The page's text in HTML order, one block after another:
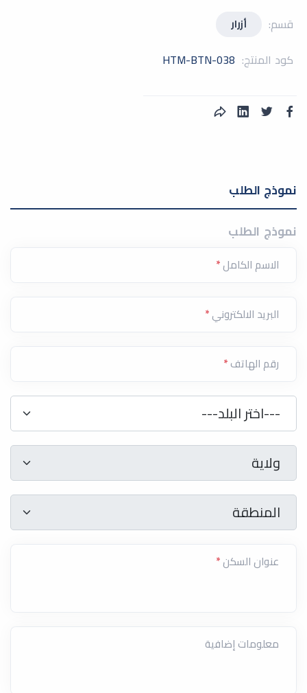
قسم: أزرار
كود المنتج: HTM-BTN-038
نموذج الطلب
نموذج الطلب
الاسم الكامل*
البريد الالكتروني*
رقم الهاتف*
---اختر البلد---
ولاية
المنطقة
المنطقة
عنوان السكن*
معلومات إضافية